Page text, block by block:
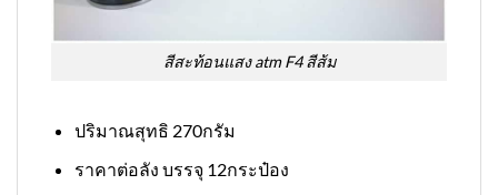
สีสะท้อนแสง atm F4 สีส้ม
ปริมาณสุทธิ 270กรัม
ราคาต่อลัง บรรจุ 12กระป๋อง